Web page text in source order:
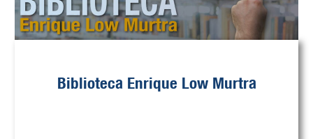
Biblioteca Enrique Low Murtra